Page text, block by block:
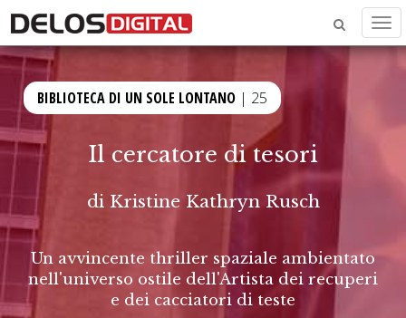
BIBLIOTECA DI UN SOLE LONTANO | 25
Il cercatore di tesori
di Kristine Kathryn Rusch
Un avvincente thriller spaziale ambientato
nell'universo ostile dell'Artista dei recuperi
e dei cacciatori di teste